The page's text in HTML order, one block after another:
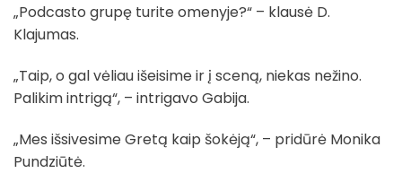
„Podcasto grupę turite omenyje?“ – klausė D.
Klajumas.
„Taip, o gal vėliau išeisime ir į sceną, niekas nežino.
Palikim intrigą“, – intrigavo Gabija.
„Mes išsivesime Gretą kaip šokėją“, – pridūrė Monika
Pundziūtė.